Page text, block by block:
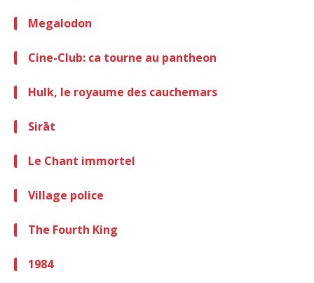
Megalodon
Cine-Club: ca tourne au pantheon
Hulk, le royaume des cauchemars
Sirāt
Le Chant immortel
Village police
The Fourth King
1984